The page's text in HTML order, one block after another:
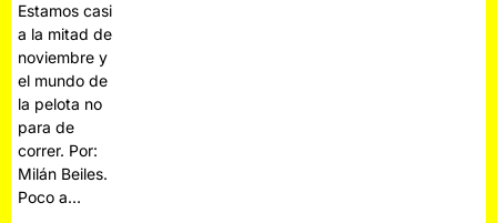
Estamos casi
a la mitad de
noviembre y
el mundo de
la pelota no
para de
correr. Por:
Milán Beiles.
Poco a…